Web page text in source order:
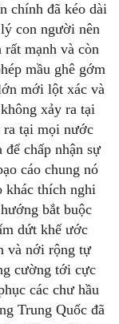
chính đã kéo dài
con người nên
rất mạnh và còn
mầu ghê gớm
mới lột xác và
xảy ra tại
ra tại mọi nước
chấp nhận sự
cáo chung nó
khác thích nghi
bắt buộc
dứt khế ước
và nới rộng tự
cường tới cực
các chư hầu
Trung Quốc đã